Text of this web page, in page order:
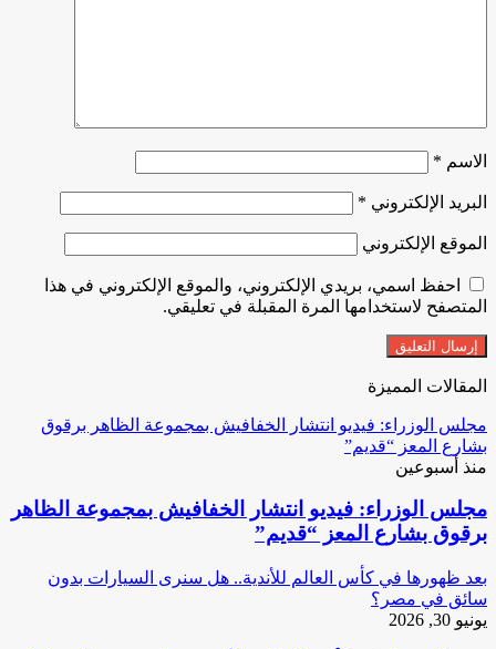
الاسم *
البريد الإلكتروني *
الموقع الإلكتروني
احفظ اسمي، بريدي الإلكتروني، والموقع الإلكتروني في هذا
المتصفح لاستخدامها المرة المقبلة في تعليقي.
المقالات المميزة
مجلس الوزراء: فيديو انتشار الخفافيش بمجموعة الظاهر برقوق
بشارع المعز “قديم”
منذ أسبوعين
مجلس الوزراء: فيديو انتشار الخفافيش بمجموعة الظاهر
برقوق بشارع المعز “قديم”
بعد ظهورها في كأس العالم للأندية.. هل سنرى السيارات بدون
سائق في مصر؟
يونيو 30, 2026